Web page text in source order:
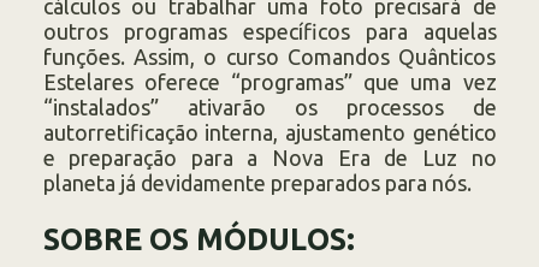
cálculos ou trabalhar uma foto precisará de
outros programas específicos para aquelas
funções. Assim, o curso Comandos Quânticos
Estelares oferece “programas” que uma vez
“instalados” ativarão os processos de
autorretificação interna, ajustamento genético
e preparação para a Nova Era de Luz no
planeta já devidamente preparados para nós.
SOBRE OS MÓDULOS: